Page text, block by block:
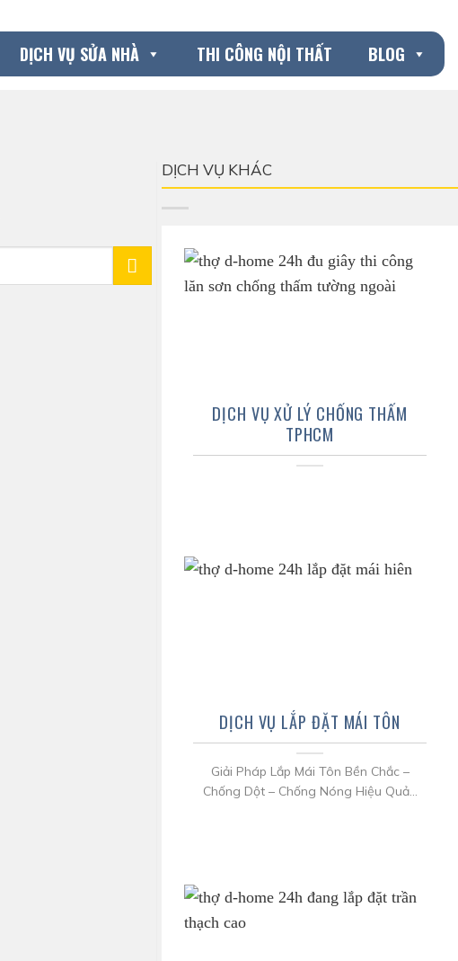
DỊCH VỤ SỬA NHÀ THI CÔNG NỘI THẤT BLOG
DỊCH VỤ KHÁC
DỊCH VỤ XỬ LÝ CHỐNG THẤM
TPHCM
DỊCH VỤ LẮP ĐẶT MÁI TÔN
Giải Pháp Lắp Mái Tôn Bền Chắc –
Chống Dột – Chống Nóng Hiệu Quả...